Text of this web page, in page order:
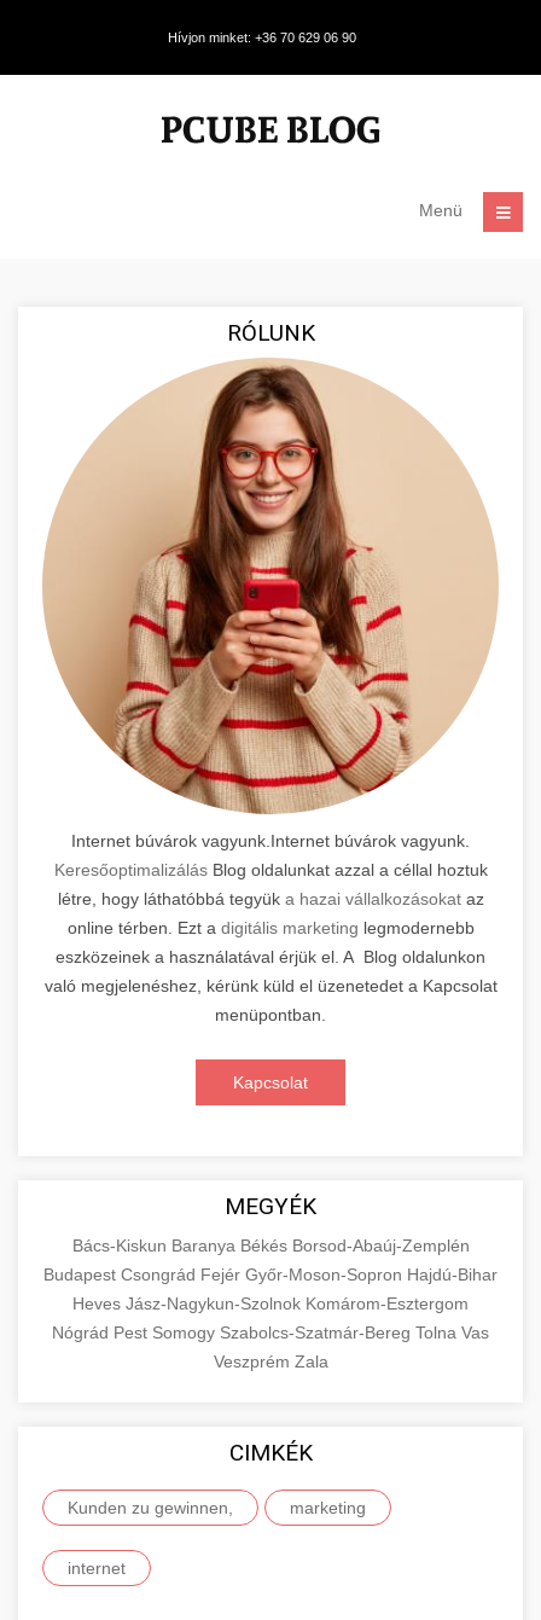
Hívjon minket: +36 70 629 06 90
Menü
RÓLUNK
Internet búvárok vagyunk.Internet búvárok vagyunk.
KeresőoptimalizálásBlog oldalunkat azzal a céllal hoztuk
létre, hogy láthatóbbá tegyük a hazai vállalkozásokataz
online térben. Ezt a digitális marketing legmodernebb
eszközeinek a használatával érjük el. A Blog oldalunkon
való megjelenéshez, kérünk küld el üzenetedet a Kapcsolat
menüpontban.
Kapcsolat
MEGYÉK
Bács-Kiskun Baranya Békés Borsod-Abaúj-Zemplén
Budapest Csongrád Fejér Győr-Moson-Sopron Hajdú-Bihar
Heves Jász-Nagykun-Szolnok Komárom-Esztergom
Nógrád Pest Somogy Szabolcs-Szatmár-Bereg Tolna Vas
Veszprém Zala
CIMKÉK
Kunden zu gewinnen, marketing
internet